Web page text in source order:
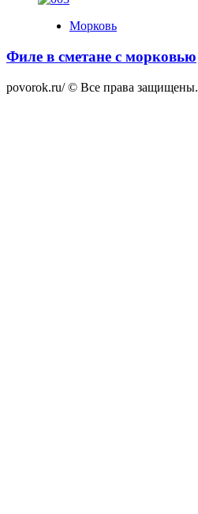
Морковь
Филе в сметане с морковью
povorok.ru/ © Все права защищены.